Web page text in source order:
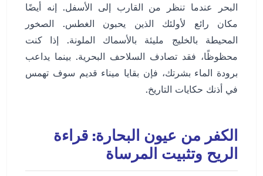
البحر عندما تنظر من القارب إلى الأسفل. إنه أيضًا
مكان رائع لأولئك الذين يحبون الغطس. الصخور
المحيطة بالخليج مليئة بالأسماك الملونة. إذا كنت
محظوظًا، فقد تصادف السلاحف البحرية. بينما يداعب
برودة الماء بشرتك، فإن بقايا ميناء قديم سوف تهمس
في أذنك حكايات التاريخ.
الكفر من عيون البحارة: قراءة
الريح وتثبيت المرساة